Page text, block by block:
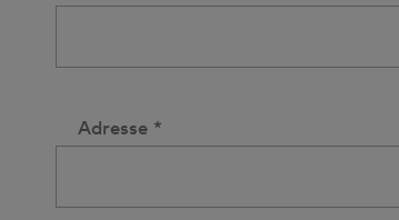
Adresse *